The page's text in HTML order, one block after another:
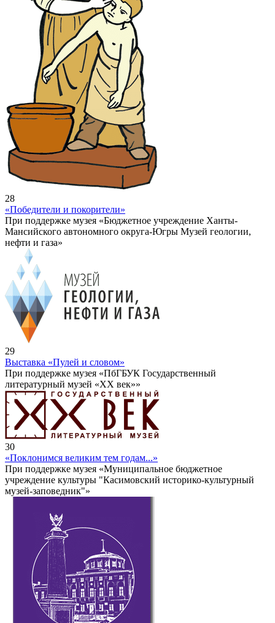
28
«Победители и покорители»
При поддержке музея «Бюджетное учреждение Ханты-
Мансийского автономного округа-Югры Музей геологии,
нефти и газа»
29
Выставка «Пулей и словом»
При поддержке музея «ПбГБУК Государственный
литературный музей «ХХ век»»
30
«Поклонимся великим тем годам...»
При поддержке музея «Муниципальное бюджетное
учреждение культуры "Касимовский историко-культурный
музей-заповедник"»